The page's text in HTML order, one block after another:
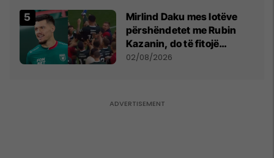
Mirlind Daku mes lotëve
përshëndetet me Rubin
Kazanin, do të fitojë
miliona te Spartak Moska
02/08/2026